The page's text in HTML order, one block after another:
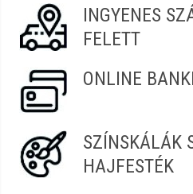
INGYENES
FELETT
ONLINE
SZÍNSKÁLÁK
HAJFESTÉK